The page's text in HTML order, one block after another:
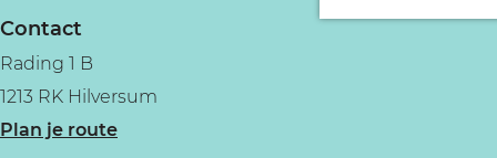
o
m
e
p
Contact
Rading 1 B
1213 RK Hilversum
Plan je routen